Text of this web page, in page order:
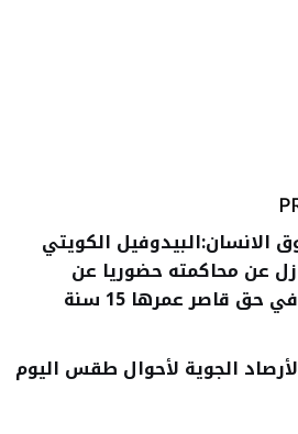
الانسان:البيدوفيل الكويتي
عن محاكمته حضوريا عن
قاصر عمرها 15 سنة
الجوية لأحوال طقس اليوم